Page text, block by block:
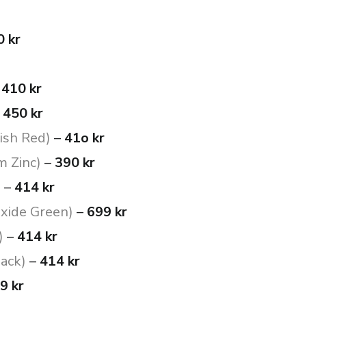
kr
410 kr
450 kr
Red) – 41o kr
Zinc) – 390 kr
– 414 kr
Green) – 699 kr
–414 kr
–414 kr
kr